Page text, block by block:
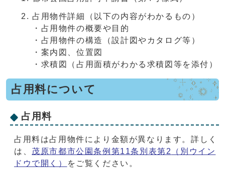
占用物件詳細（以下の内容がわかるもの）
・占用物件の概要や目的
・占用物件の構造（設計図やカタログ等）
・案内図、位置図
・求積図（占用面積がわかる求積図等を添付）
占用料について
占用料
占用料は占用物件により金額が異なります。詳しく
は、 茂原市都市公園条例第11条別表第2
（別ウイン
ドウで開く）
をご覧ください。